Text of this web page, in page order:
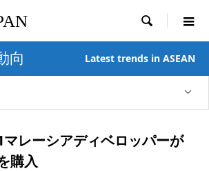

向 Latest trends in ASEAN
レーシアディベロッパーが
購入